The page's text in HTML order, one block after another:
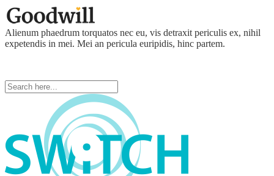
Alienum phaedrum torquatos nec eu, vis detraxit periculis ex, nihil
expetendis in mei. Mei an pericula euripidis, hinc partem.